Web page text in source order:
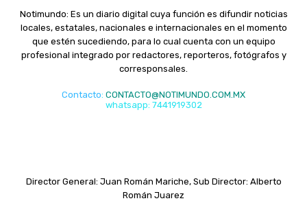
Notimundo: Es un diario digital cuya función es difundir noticias
locales, estatales, nacionales e internacionales en el momento
que estén sucediendo, para lo cual cuenta con un equipo
profesional integrado por redactores, reporteros, fotógrafos y
corresponsales.
Contacto: CONTACTO@NOTIMUNDO.COM.MX
whatsapp: 7441919302
Director General: Juan Román Mariche, Sub Director: Alberto
Román Juarez